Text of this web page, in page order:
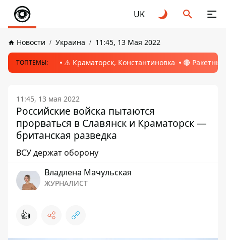
UK
Новости Украина 11:45, 13 Мая 2022
ТОПТЕМЫ: ⚠️ Краматорск, Константиновка 🔴
11:45, 13 мая 2022
Российские войска пытаются
прорваться в Славянск и Краматорск —
британская разведка
ВСУ держат оборону
Владлена Мачульская
ЖУРНАЛИСТ
👍